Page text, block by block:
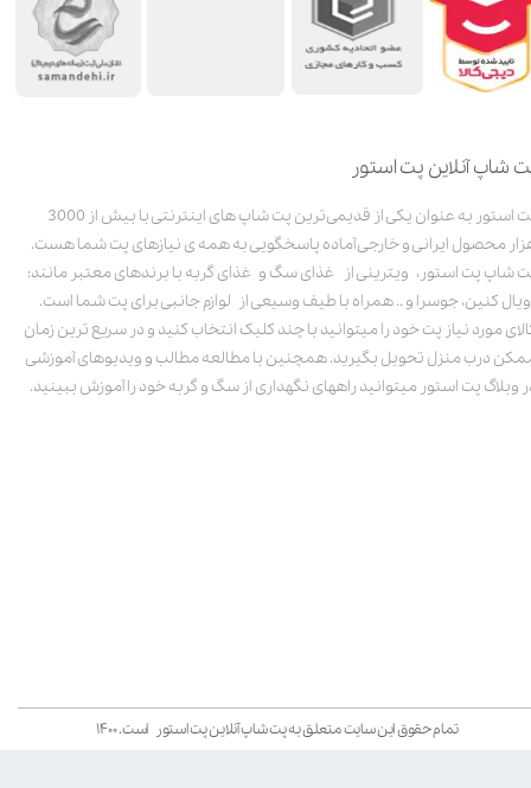
شاپ آنلاین پت استور
پت استور به عنوان یکی از قدیمی‌ترین پت شاپ های اینترنتی با بیش از 3000
محصول ایرانی و خارجی آماده پاسخگویی به همه ی نیازهای پت شما هست.
شاپ پت استور، ویترینی از غذای سگ و غذای گربه با برندهای معتبر مانند:
کنین، جوسرا و .. همراه با طیف وسیعی از لوازم جانبی برای پت شما است.
مورد نیاز پت خود را میتوانید با چند کلیک انتخاب کنید و در سریع ترین زمان
درب منزل تحویل بگیرید. همچنین با مطالعه مطالب و ویدیوهای آموزشی
وبلاگ پت استور میتوانید راههای نگهداری از سگ و گربه خود را آموزش ببینید.
تمام حقوق این سایت متعلق به پت شاپ آنلاین پت استور است. ۱۴۰۰